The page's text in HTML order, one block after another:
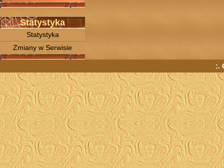
Statystyka
Statystyka
Zmiany w Serwisie
:.